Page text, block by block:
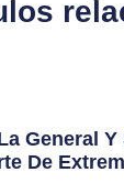
General
De